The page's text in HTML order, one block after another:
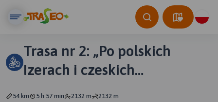
Trasa nr 2: „Po polskich
Izerach i czeskich
54 km 5 h 57 min 2132 m
2132 m